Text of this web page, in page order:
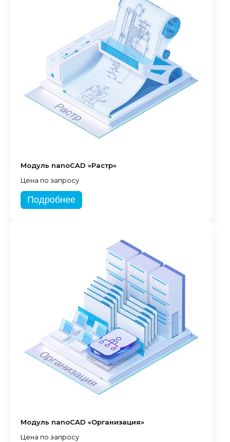
Модуль nanoCAD «Растр»
Цена по запросу
Подробнее
Модуль nanoCAD «Организация»
Цена по запросу